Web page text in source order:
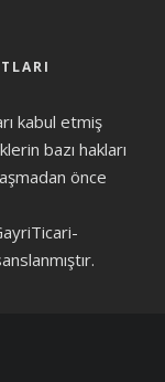
kabul etmiş
bazı hakları
önce